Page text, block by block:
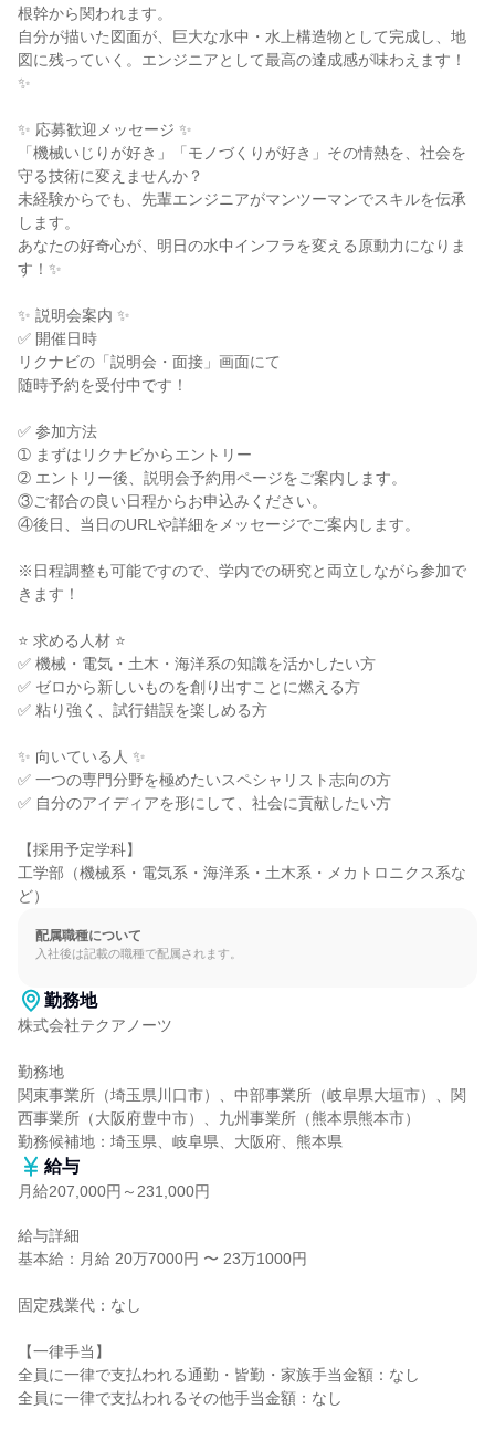
根幹から関われます。
自分が描いた図面が、巨大な水中・水上構造物として完成し、地
図に残っていく。エンジニアとして最高の達成感が味わえます！
✨
✨ 応募歓迎メッセージ ✨
「機械いじりが好き」「モノづくりが好き」その情熱を、社会を
守る技術に変えませんか？
未経験からでも、先輩エンジニアがマンツーマンでスキルを伝承
します。
あなたの好奇心が、明日の水中インフラを変える原動力になりま
す！✨
✨ 説明会案内 ✨
✅ 開催日時
リクナビの「説明会・面接」画面にて
随時予約を受付中です！
✅ 参加方法
➀ まずはリクナビからエントリー
➁ エントリー後、説明会予約用ページをご案内します。
③ご都合の良い日程からお申込みください。
④後日、当日のURLや詳細をメッセージでご案内します。
※日程調整も可能ですので、学内での研究と両立しながら参加で
きます！
⭐ 求める人材 ⭐
✅ 機械・電気・土木・海洋系の知識を活かしたい方
✅ ゼロから新しいものを創り出すことに燃える方
✅ 粘り強く、試行錯誤を楽しめる方
✨ 向いている人 ✨
✅ 一つの専門分野を極めたいスペシャリスト志向の方
✅ 自分のアイディアを形にして、社会に貢献したい方
【採用予定学科】
工学部（機械系・電気系・海洋系・土木系・メカトロニクス系な
ど）
配属職種について
入社後は記載の職種で配属されます。
勤務地
株式会社テクアノーツ
勤務地
関東事業所（埼玉県川口市）、中部事業所（岐阜県大垣市）、関
西事業所（大阪府豊中市）、九州事業所（熊本県熊本市）
勤務候補地：埼玉県、岐阜県、大阪府、熊本県
給与
月給207,000円～231,000円
給与詳細
基本給：月給 20万7000円 〜 23万1000円
固定残業代：なし
【一律手当】
全員に一律で支払われる通勤・皆勤・家族手当金額：なし
全員に一律で支払われるその他手当金額：なし